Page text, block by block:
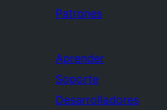
Patrones
Aprender
Soporte
Desarrolladores